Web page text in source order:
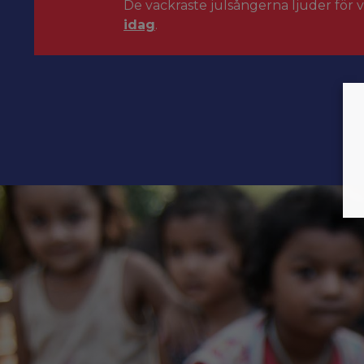
De vackraste julsångerna ljuder för
idag.